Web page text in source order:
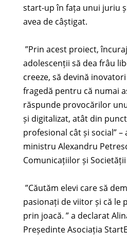
start-up în fața unui juriu
avea de câștigat.
”Prin acest proiect,
adolescenții să dea frâu
creeze, să devină
fragedă pentru că numai
răspunde provocărilor
și digitalizat, atât din
profesional cât și social”
ministru Alexandru
Comunicațiilor și
”Căutăm elevi care să
pasionați de viitor și că le
prin joacă. ” a declarat
Președinte Asociația